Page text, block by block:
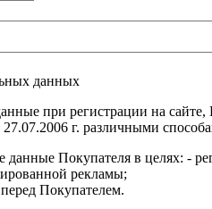
данных
при регистрации на
г. различными
данные Покупателя в целях: -
рекламы;
Покупателем.